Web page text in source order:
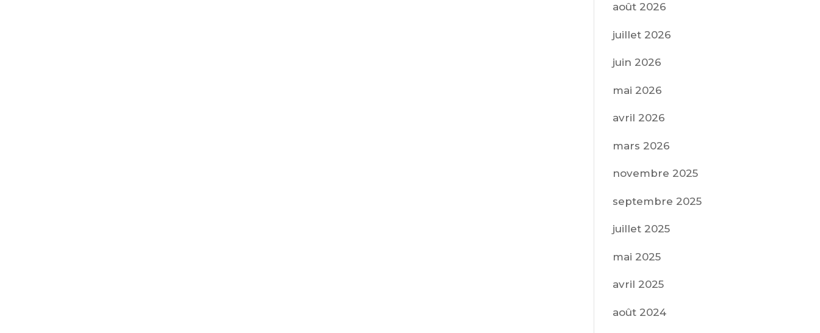
août 2026
juillet 2026
juin 2026
mai 2026
avril 2026
mars 2026
novembre 2025
septembre 2025
juillet 2025
mai 2025
avril 2025
août 2024